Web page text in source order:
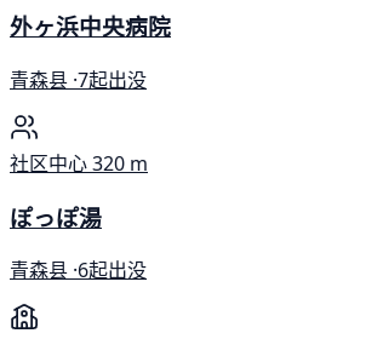
外ヶ浜中央病院
青森县 ·7起出没
社区中心320 m
ぽっぽ湯
青森县 ·6起出没